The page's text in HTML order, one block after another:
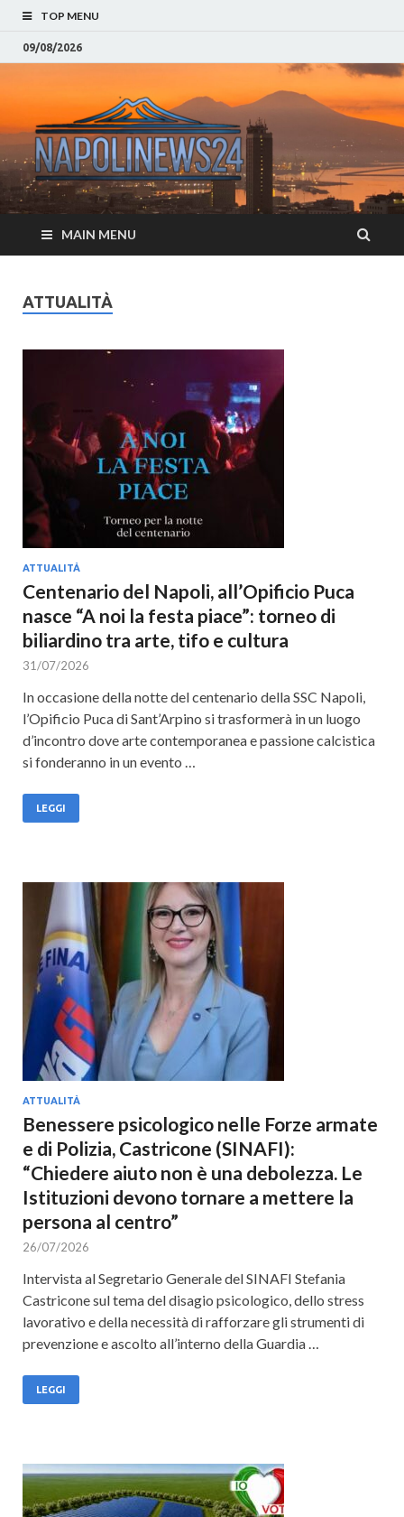
TOP MENU
09/08/2026
–
Napoli
Moda e
Cultura
Notizie sulla citta di
Napoli e Campania
Eventi, Sport
MAIN MENU
ATTUALITÀ
ATTUALITÀ
Centenario del Napoli, all’Opificio Puca
nasce “A noi la festa piace”: torneo di
biliardino tra arte, tifo e cultura
31/07/2026
In occasione della notte del centenario della SSC Napoli,
l’Opificio Puca di Sant’Arpino si trasformerà in un luogo
d’incontro dove arte contemporanea e passione calcistica
si fonderanno in un evento …
LEGGI
ATTUALITÀ
Benessere psicologico nelle Forze armate
e di Polizia, Castricone (SINAFI):
“Chiedere aiuto non è una debolezza. Le
Istituzioni devono tornare a mettere la
persona al centro”
26/07/2026
Intervista al Segretario Generale del SINAFI Stefania
Castricone sul tema del disagio psicologico, dello stress
lavorativo e della necessità di rafforzare gli strumenti di
prevenzione e ascolto all’interno della Guardia …
LEGGI